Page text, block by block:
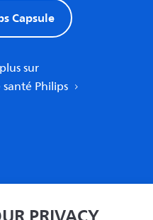
Capsule
sur
Philips